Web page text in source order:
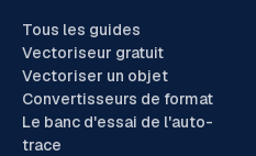
Tous les guides
Vectoriseur gratuit
Vectoriser un objet
Convertisseurs de format
Le banc d'essai de l'auto-
trace